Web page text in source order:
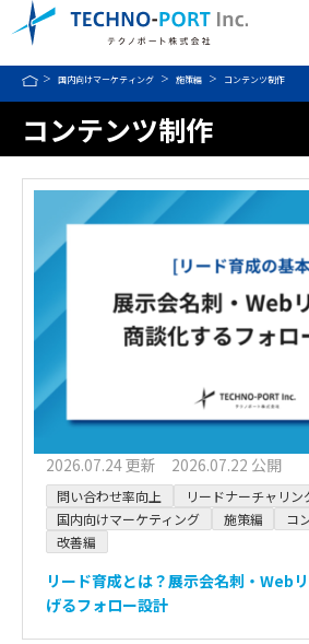
国内向けマーケティング 施策編 コンテンツ制作
コンテンツ制作
2026.07.24 更新 2026.07.22 公開
問い合わせ率向上
リードナーチャリン
国内向けマーケティング
施策編
コ
改善編
リード育成とは？展示会名刺・Web
げるフォロー設計